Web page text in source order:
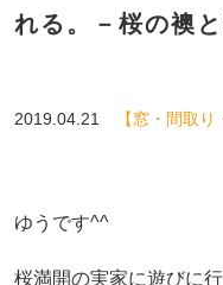
れる。－桜の襖
2019.04.21 【窓・間取
ゆうです^^
桜満開の実家に遊びに行